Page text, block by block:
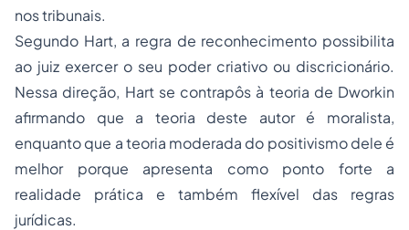
nos tribunais.
Segundo Hart, a regra de reconhecimento possibilita
ao juiz exercer o seu poder criativo ou discricionário.
Nessa direção, Hart se contrapôs à teoria de Dworkin
afirmando que a teoria deste autor é moralista,
enquanto que a teoria moderada do positivismo dele é
melhor porque apresenta como ponto forte a
realidade prática e também flexível das regras
jurídicas.